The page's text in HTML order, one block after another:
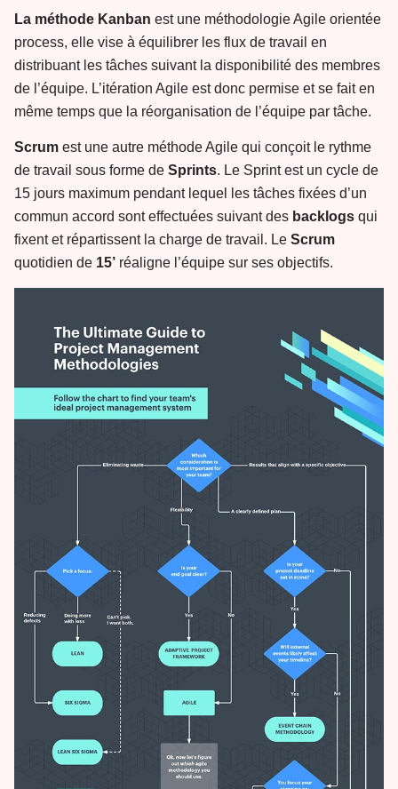
La méthode Kanban est une méthodologie Agile orientée
process, elle vise à équilibrer les flux de travail en
distribuant les tâches suivant la disponibilité des membres
de l’équipe. L’itération Agile est donc permise et se fait en
même temps que la réorganisation de l’équipe par tâche.
Scrum est une autre méthode Agile qui conçoit le rythme
de travail sous forme de Sprints. Le Sprint est un cycle de
15 jours maximum pendant lequel les tâches fixées d’un
commun accord sont effectuées suivant des backlogs qui
fixent et répartissent la charge de travail. Le Scrum
quotidien de 15’ réaligne l’équipe sur ses objectifs.